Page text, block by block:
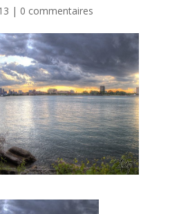
| 0 commentaires